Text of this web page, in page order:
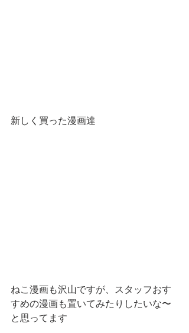
新しく買った漫画達
ねこ漫画も沢山ですが、スタッフおす
すめの漫画も置いてみたりしたいな〜
と思ってます